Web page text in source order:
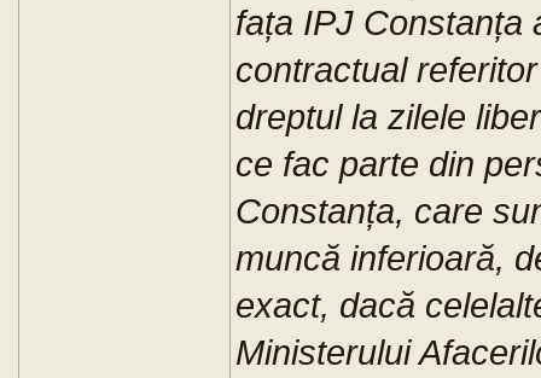
fața IPJ Constanța
contractual
dreptul la zilele
ce fac parte din
Constanța, care
muncă inferioară,
exact, dacă
Ministerului